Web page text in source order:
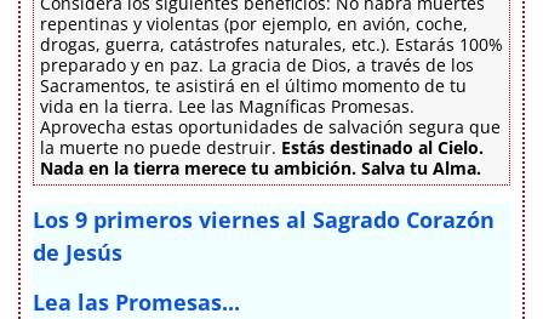
repentinas y violentas (por ejemplo, en avión, coche,
drogas, guerra, catástrofes naturales, etc.). Estarás 100%
preparado y en paz. La gracia de Dios, a través de los
Sacramentos, te asistirá en el último momento de tu
vida en la tierra. Lee las Magníficas Promesas.
Aprovecha estas oportunidades de salvación segura que
la muerte no puede destruir. Estás destinado al Cielo.
Nada en la tierra merece tu ambición. Salva tu Alma.
Los 9 primeros viernes al Sagrado Corazón
de Jesús
Lea las Promesas...